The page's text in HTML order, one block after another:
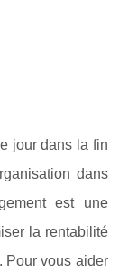
jour dans la fin
dans
est une
la rentabilité
Pour vous aider